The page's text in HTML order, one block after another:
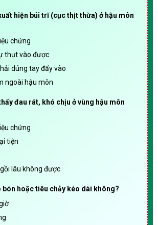
hiện búi trĩ (cục thịt thừa) ở hậu môn
chứng
thụt vào được
dúng tay đẩy vào
ngoài hậu môn
đau rát, khó chịu ở vùng hậu môn
chứng
tiện
lâu không được
bón hoặc tiêu chảy kéo dài không?